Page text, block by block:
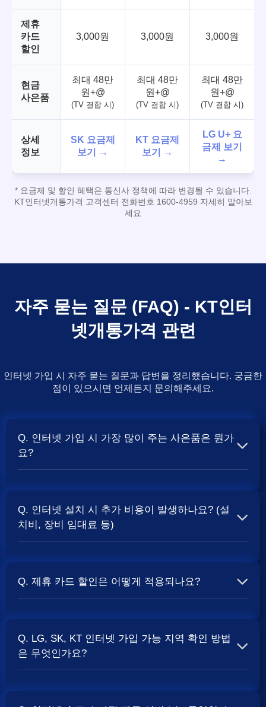
제휴
카드
할인
3,000원 3,000원 3,000원
현금
사은품
최대 48만
원+@
(TV 결합 시)
최대 48만
원+@
(TV 결합 시)
최대 48만
원+@
(TV 결합 시)
상세
정보
SK 요금제
보기 →
KT 요금제
보기 →
LG U+ 요
금제 보기
→
* 요금제 및 할인 혜택은 통신사 정책에 따라 변경될 수 있습니다.
KT인터넷개통가격 고객센터 전화번호 1600-4959 자세히 알아보
세요
자주 묻는 질문 (FAQ) - KT인터
넷개통가격 관련
인터넷 가입 시 자주 묻는 질문과 답변을 정리했습니다. 궁금한
점이 있으시면 언제든지 문의해주세요.
Q. 인터넷 가입 시 가장 많이 주는 사은품은 뭔가
요?
보통 500Mbps 또는 1Gbps 인터넷을 TV와 결합하여 가입
할 때 현금 사은품및 상품권 혜택이 더 크게 지급되는 경향
Q. 인터넷 설치 시 추가 비용이 발생하나요? (설
치비, 장비 임대료 등)
청구되는 경우가 많습니다. 다만, 인터넷 상품 및 프로모션
Q. 제휴 카드 할인은 어떻게 적용되나요?
서 일정 금액이 할인됩니다. 할인 금액과 조건은 카드사 및
통신사 정책에 따라 다릅니다. 합리적인
Q. LG, SK, KT 인터넷 가입 가능 지역 확인 방법
은 무엇인가요?